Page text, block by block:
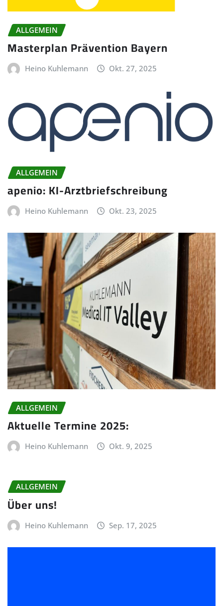
ALLGEMEIN
Masterplan Prävention Bayern
Heino Kuhlemann Okt. 27, 2025
ALLGEMEIN
apenio: KI-Arztbriefschreibung
Heino Kuhlemann Okt. 23, 2025
ALLGEMEIN
Aktuelle Termine 2025:
Heino Kuhlemann Okt. 9, 2025
ALLGEMEIN
Über uns!
Heino Kuhlemann Sep. 17, 2025